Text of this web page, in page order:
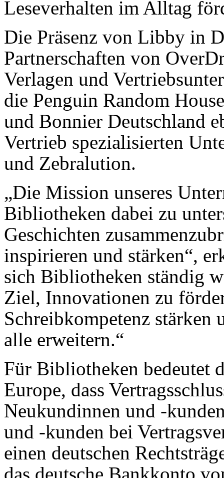
Leseverhalten im Alltag
Die Präsenz von Libby in
Partnerschaften von
Verlagen und
die Penguin Random
und Bonnier Deutschland
Vertrieb spezialisierten
und Zebralution.
„Die Mission unseres
Bibliotheken dabei zu
Geschichten
inspirieren und stärken“,
sich Bibliotheken ständig
Ziel, Innovationen zu
Schreibkompetenz stärken
alle erweitern.“
Für Bibliotheken bedeutet
Europe, dass
Neukundinnen und -
und -kunden bei
einen deutschen
das deutsche Bankkonto